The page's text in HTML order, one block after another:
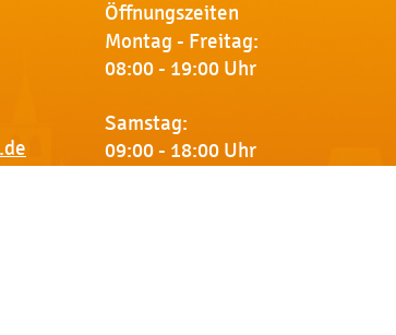
Öffnungszeiten
Montag - Freitag:
08:00 - 19:00 Uhr
Samstag:
09:00 - 18:00 Uhr